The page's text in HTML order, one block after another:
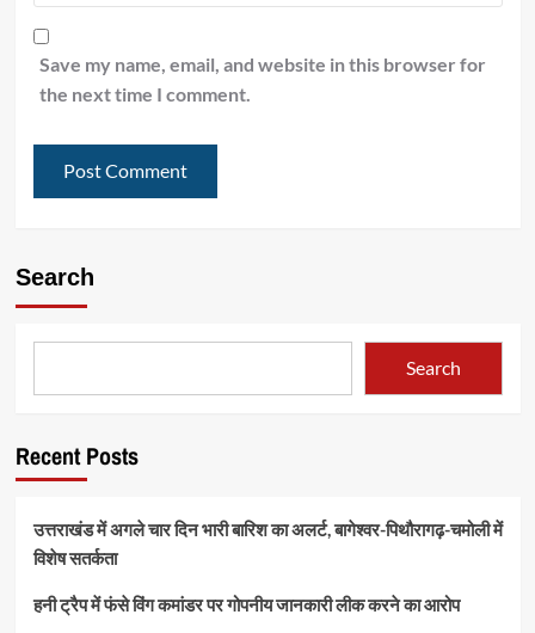
Save my name, email, and website in this browser for
the next time I comment.
Search
Search
Recent Posts
उत्तराखंड में अगले चार दिन भारी बारिश का अलर्ट, बागेश्वर-पिथौरागढ़-चमोली में
विशेष सतर्कता
हनी ट्रैप में फंसे विंग कमांडर पर गोपनीय जानकारी लीक करने का आरोप